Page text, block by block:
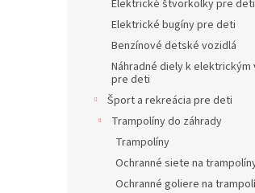
Elektrické štvorkolky pre deti
Elektrické bugíny pre deti
Benzínové detské vozidlá
Náhradné diely k elektrickým
pre deti
Šport a rekreácia pre deti
Trampolíny do záhrady
Trampolíny
Ochranné siete na
Ochranné goliere na